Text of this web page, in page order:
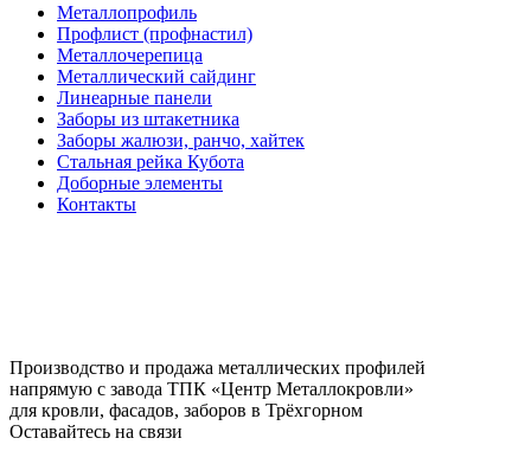
Металлопрофиль
Профлист (профнастил)
Металлочерепица
Металлический сайдинг
Линеарные панели
Заборы из штакетника
Заборы жалюзи, ранчо, хайтек
Стальная рейка Кубота
Доборные элементы
Контакты
Производство и продажа металлических профилей
напрямую с завода ТПК «Центр Металлокровли»
для кровли, фасадов, заборов в Трёхгорном
Оставайтесь на связи